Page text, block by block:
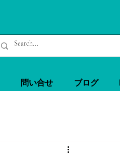
問い合せ ブログ